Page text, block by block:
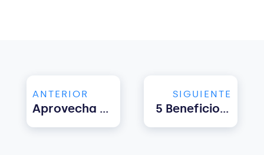
ANTERIOR
Aprovecha La Primavera Para Ganar Más: Usa Hostify Para Maximizar Tus Reservas De Semana Santa
SIGUIENTE
5 Beneficios Del Software De Gestión De Alquileres A Corto Plazo